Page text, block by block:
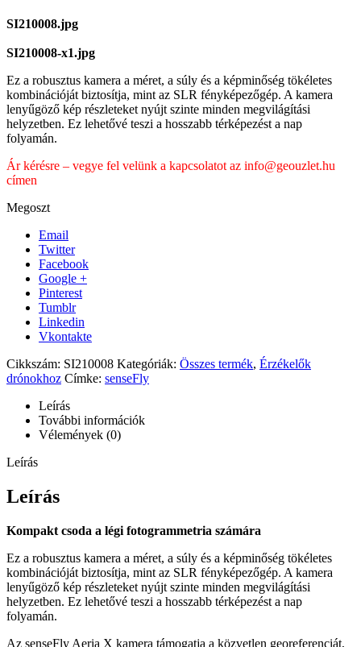
SI210008.jpg
SI210008-x1.jpg
Ez a robusztus kamera a méret, a súly és a képminőség tökéletes
kombinációját biztosítja, mint az SLR fényképezőgép. A kamera
lenyűgöző kép részleteket nyújt szinte minden megvilágítási
helyzetben. Ez lehetővé teszi a hosszabb térképezést a nap
folyamán.
Ár kérésre – vegye fel velünk a kapcsolatot az info@geouzlet.hu
címen
Megoszt
Email
Twitter
Facebook
Google +
Pinterest
Tumblr
Linkedin
Vkontakte
Cikkszám: SI210008 Kategóriák: Összes termék, Érzékelők
drónokhoz Címke: senseFly
Leírás
További információk
Vélemények (0)
Leírás
Leírás
Kompakt csoda a légi fotogrammetria számára
Ez a robusztus kamera a méret, a súly és a képminőség tökéletes
kombinációját biztosítja, mint az SLR fényképezőgép. A kamera
lenyűgöző kép részleteket nyújt szinte minden megvilágítási
helyzetben. Ez lehetővé teszi a hosszabb térképezést a nap
folyamán.
Az senseFly Aeria X kamera támogatja a közvetlen georeferenciát,